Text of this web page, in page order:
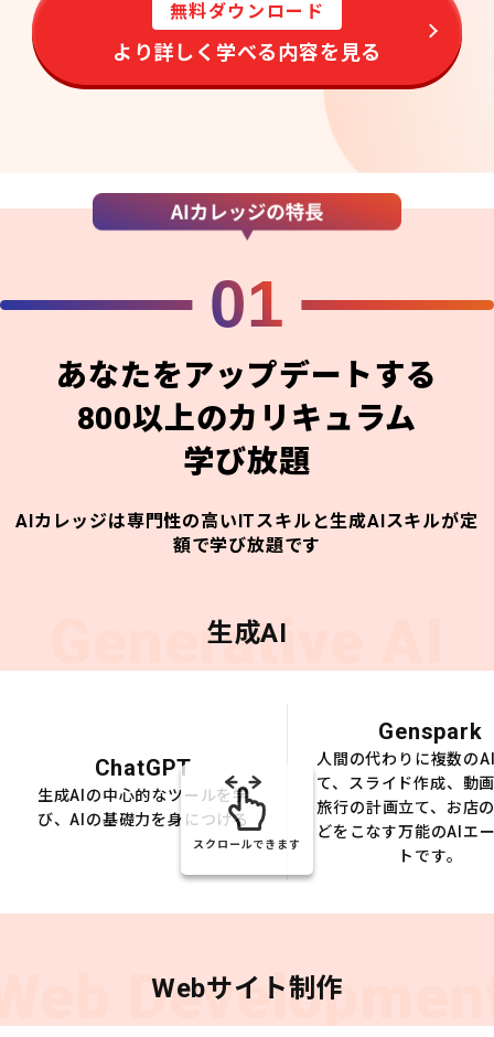
無料ダウンロード
より詳しく学べる内容を見る
01
あなたをアップデートする
800以上のカリキュラム
学び放題
AIカレッジは専門性の高いITスキルと生成AIスキルが定
額で学び放題です
Generative AI
生成AI
ChatGPT
生成AIの中心的なツールを学
び、AIの基礎力を身につける
Genspark
人間の代わりに複数の
て、スライド作成、動
旅行の計画立て、お店
どをこなす万能のAIエ
トです。
スクロールできます
Webサイト制作